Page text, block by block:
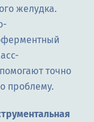
желудка.
точно
проблему.